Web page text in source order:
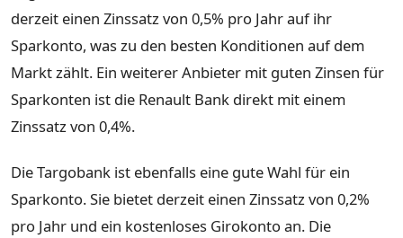
derzeit einen Zinssatz von 0,5% pro Jahr auf ihr
Sparkonto, was zu den besten Konditionen auf dem
Markt zählt. Ein weiterer Anbieter mit guten Zinsen für
Sparkonten ist die Renault Bank direkt mit einem
Zinssatz von 0,4%.
Die Targobank ist ebenfalls eine gute Wahl für ein
Sparkonto. Sie bietet derzeit einen Zinssatz von 0,2%
pro Jahr und ein kostenloses Girokonto an. Die